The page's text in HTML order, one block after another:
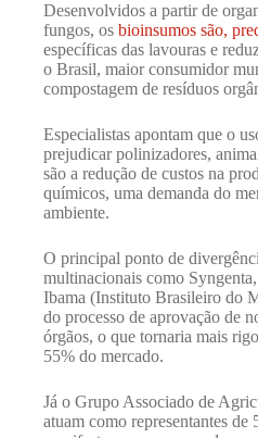
Desenvolvidos a partir de
fungos, os bioinsumos são,
específicas das lavouras e
o Brasil, maior consumidor
compostagem de resíduos
Especialistas apontam que o
prejudicar polinizadores,
são a redução de custos na
químicos, uma demanda do
ambiente.
O principal ponto de
multinacionais como
Ibama (Instituto Brasileiro do
do processo de aprovação de
órgãos, o que tornaria mais
55% do mercado.
Já o Grupo Associado de
atuam como representantes de